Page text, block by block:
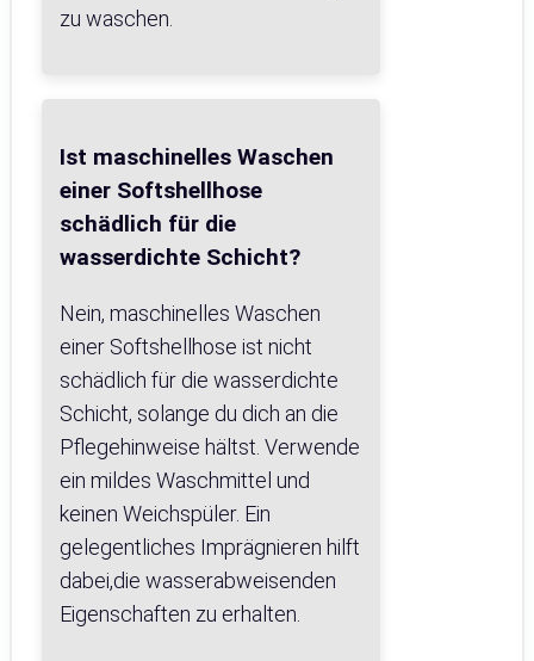
zu waschen.
Ist maschinelles Waschen
einer Softshellhose
schädlich für die
wasserdichte Schicht?
Nein, maschinelles Waschen
einer Softshellhose ist nicht
schädlich für die wasserdichte
Schicht, solange du dich an die
Pflegehinweise hältst. Verwende
ein mildes Waschmittel und
keinen Weichspüler. Ein
gelegentliches Imprägnieren hilft
dabei,die wasserabweisenden
Eigenschaften zu erhalten.